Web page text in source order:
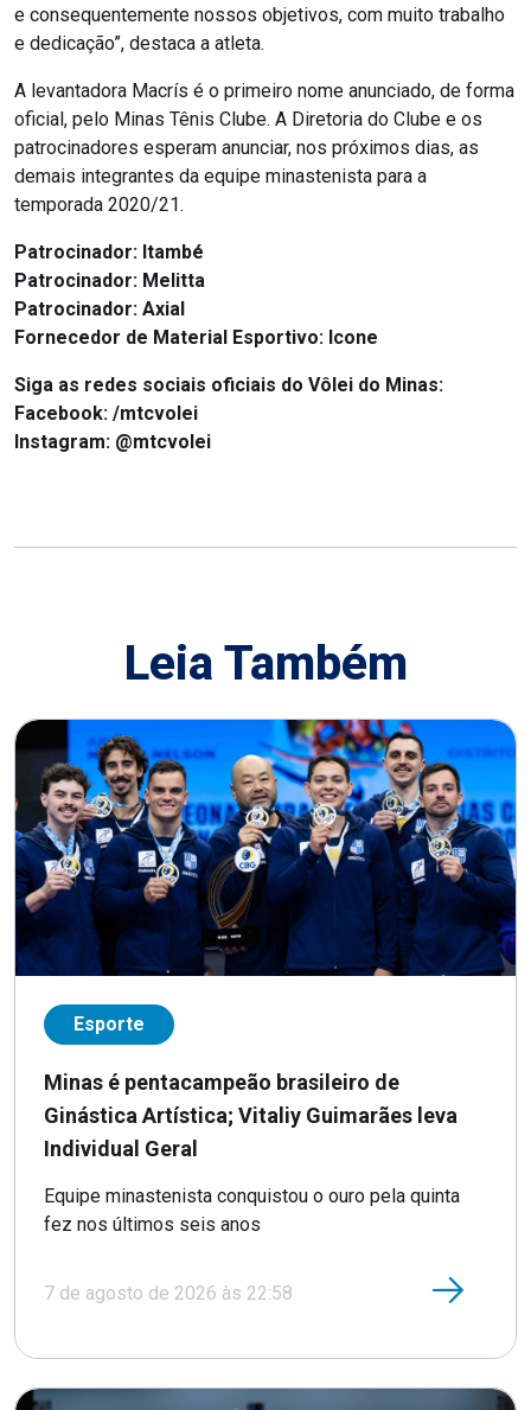
e consequentemente nossos objetivos, com muito trabalho
e dedicação”, destaca a atleta.
A levantadora Macrís é o primeiro nome anunciado, de forma
oficial, pelo Minas Tênis Clube. A Diretoria do Clube e os
patrocinadores esperam anunciar, nos próximos dias, as
demais integrantes da equipe minastenista para a
temporada 2020/21.
Patrocinador: Itambé
Patrocinador: Melitta
Patrocinador: Axial
Fornecedor de Material Esportivo: Icone
Siga as redes sociais oficiais do Vôlei do Minas:
Facebook: /mtcvolei
Instagram: @mtcvolei
Leia Também
Esporte
Minas é pentacampeão brasileiro de
Ginástica Artística; Vitaliy Guimarães leva
Individual Geral
Equipe minastenista conquistou o ouro pela quinta
fez nos últimos seis anos
7 de agosto de 2026 às 22:58